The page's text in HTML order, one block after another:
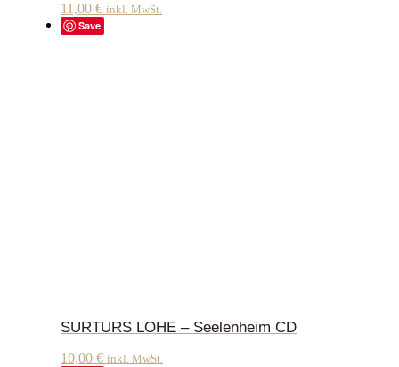
11,00 € inkl. MwSt.
Save
SURTURS LOHE – Seelenheim CD
10,00 € inkl. MwSt.